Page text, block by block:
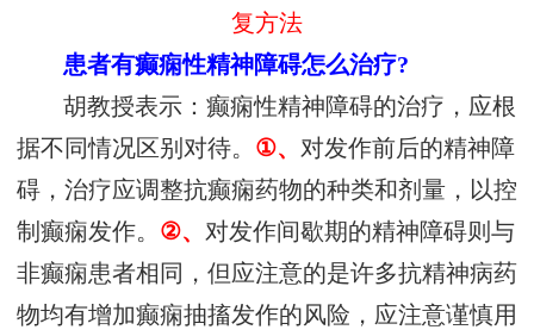
复方法
患者有癫痫性精神障碍怎么治疗?
胡教授表示：癫痫性精神障碍的治疗，应根
据不同情况区别对待。 ①、 对发作前后的精神障
碍，治疗应调整抗癫痫药物的种类和剂量，以控
制癫痫发作。 ②、 对发作间歇期的精神障碍则与
非癫痫患者相同，但应注意的是许多抗精神病药
物均有增加癫痫抽搐发作的风险，应注意谨慎用